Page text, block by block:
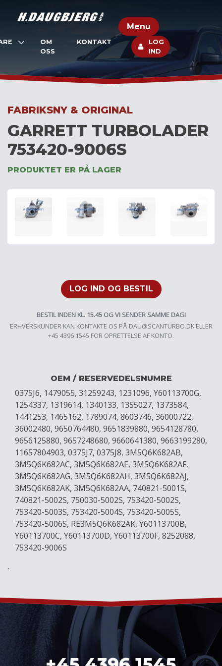
Menu
OM
OSS
KONTAKT
LOG
IND
FABRIKSNY & ORIGINAL
GARRETT TURBOLADER
753420-9006S
PRODUKTET ER PÅ LAGER
LOG IND OG BESTIL
BESTIL INDEN KL. 15.45 OG VI SENDER SAMME DAG!
ERHVERSKUNDER KAN KONTAKTE OS PÅ DAU@SCANTURBO.DKELLER
+45 4396 1545 FOR OPRETTELSE AF KONTO.
OEM / RESERVEDELSNUMRE
0375J6, 1479055, 31259243, 1231096, Y60113700G,
1254337, 1319614, 1340133, 1355027, 1373584,
1441253, 1465162, 1789074, 8603746, 36000722,
36002480, 9650764480, 9651839880, 9654128780,
9656125880, 9657248680, 9660641380, 9663199280,
11657804903, 0375J7, 0375J8, 3M5Q6K682AB,
3M5Q6K682AC, 3M5Q6K682AE, 3M5Q6K682AF,
3M5Q6K682AG, 3M5Q6K682AH, 3M5Q6K682AJ,
3M5Q6K682AK, 3M5Q6K682AA, 740821-5001S,
740821-5002S, 750030-5002S, 753420-5002S,
753420-5003S, 753420-5004S, 753420-5005S,
753420-5006S, RE3M5Q6K682AK, Y60113700B,
Y60113700C, Y60113700D, Y60113700F, 8252088,
753420-9006S
´